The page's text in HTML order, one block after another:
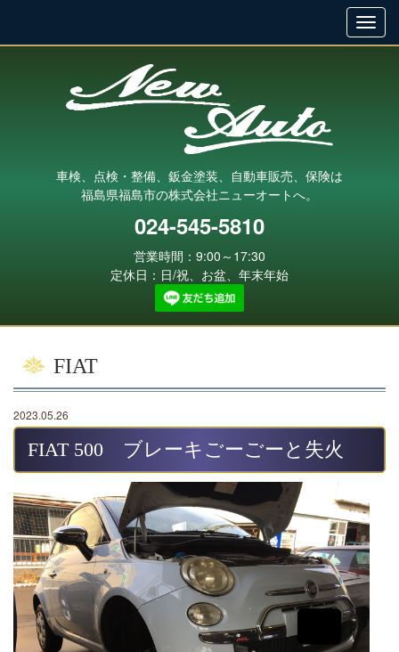
車検、点検・整備、鈑金塗装、自動車販売、保険は
福島県福島市の株式会社ニューオートへ。
024-545-5810
営業時間：9:00～17:30
定休日：日/祝、お盆、年末年始
FIAT
2023.05.26
FIAT 500 ブレーキごーごーと失火